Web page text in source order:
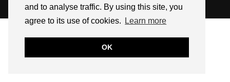
and to analyse traffic. By using this site, you
agree to its use of cookies.
Learn more
OK
WEBSITE DESIGN BYpipdig